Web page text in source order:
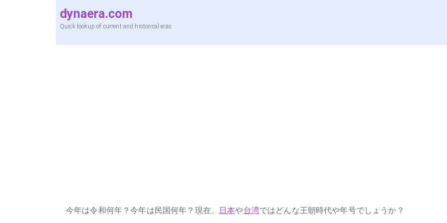
dynaera.com
Quick lookup of current and historical eras
今年は令和何年？今年は民国何年？現在、 日本や台湾ではどんな王朝時代や年号でしょうか？